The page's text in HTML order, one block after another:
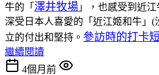
牛的「 澤井牧場 」，也感受到近
深受日本人喜愛的「近江姬和牛」(
立的付出和堅持。 參訪時的打卡
繼續閱讀
4個月前